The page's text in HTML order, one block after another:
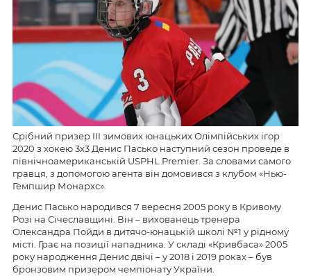
Срібний призер III зимових юнацьких Олімпійських ігор
2020 з хокею 3х3 Денис Пасько наступний сезон проведе в
північноамериканській USPHL Premier. За словами самого
гравця, з допомогою агента він домовився з клубом «Нью-
Гемпшир Монархс».
Денис Пасько народився 7 вересня 2005 року в Кривому
Розі на Січеславщині. Він – вихованець тренера
Олександра Пойди в дитячо-юнацькій школі №1 у рідному
місті. Грає на позиції нападника. У складі «Кривбаса» 2005
року народження Денис двічі – у 2018 і 2019 роках – був
бронзовим призером чемпіонату України.